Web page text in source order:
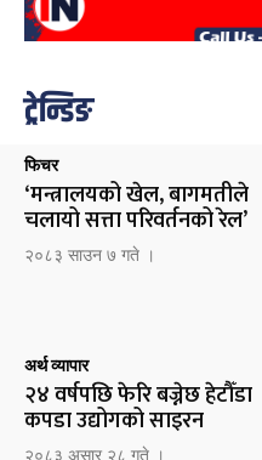
ट्रेन्डिङ
फिचर
‘मन्त्रालयको खेल, बागमतीले
चलायो सत्ता परिवर्तनको रेल’
२०८३ साउन ७ गते ।
अर्थ व्यापार
२४ वर्षपछि फेरि बज्नेछ हेटौँडा
कपडा उद्योगको साइरन
२०८३ असार २८ गते ।